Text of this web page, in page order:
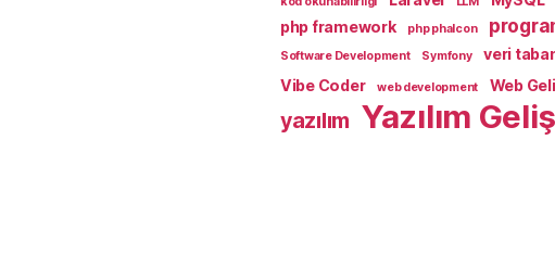
php framework php phalcon
Software Development Symfony veri
Vibe Coder
web development Web
yazılım Yazılım